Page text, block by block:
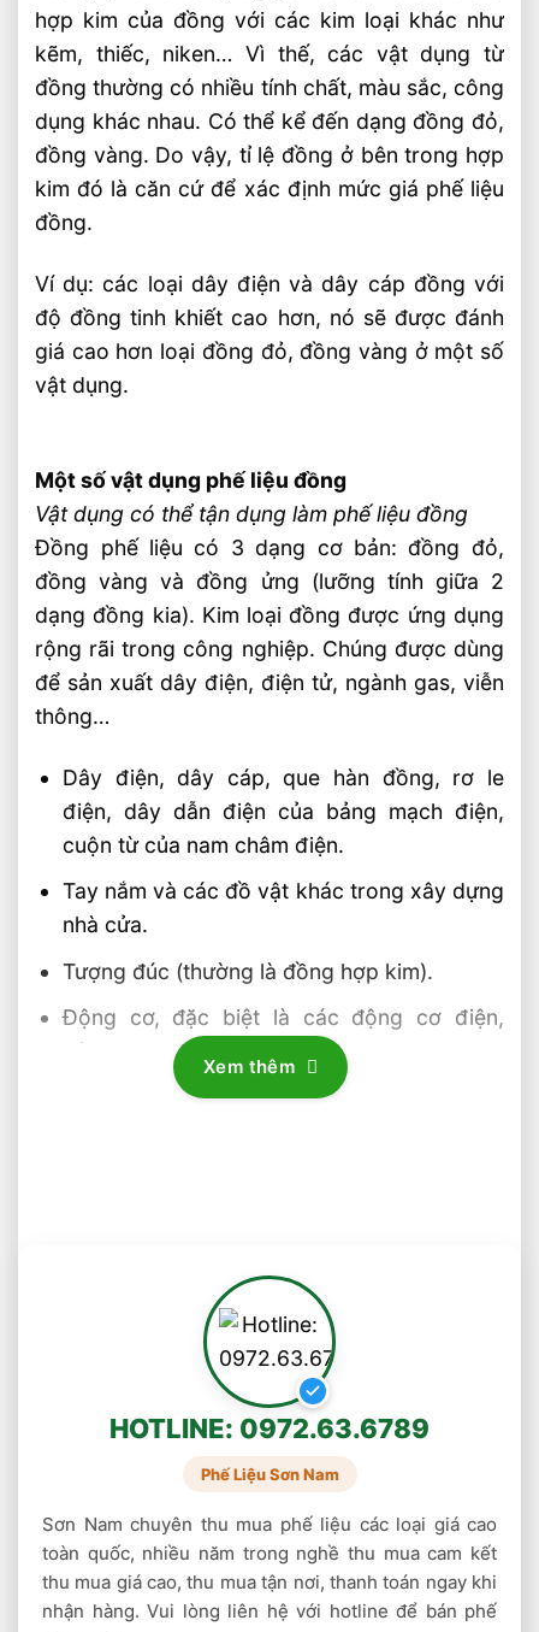
hợp kim của đồng với các kim loại khác như
kẽm, thiếc, niken… Vì thế, các vật dụng từ
đồng thường có nhiều tính chất, màu sắc, công
dụng khác nhau. Có thể kể đến dạng đồng đỏ,
đồng vàng. Do vậy, tỉ lệ đồng ở bên trong hợp
kim đó là căn cứ để xác định mức giá phế liệu
đồng.
Ví dụ: các loại dây điện và dây cáp đồng với
độ đồng tinh khiết cao hơn, nó sẽ được đánh
giá cao hơn loại đồng đỏ, đồng vàng ở một số
vật dụng.
Một số vật dụng phế liệu đồng
Vật dụng có thể tận dụng làm phế liệu đồng
Đồng phế liệu có 3 dạng cơ bản: đồng đỏ,
đồng vàng và đồng ửng (lưỡng tính giữa 2
dạng đồng kia). Kim loại đồng được ứng dụng
rộng rãi trong công nghiệp. Chúng được dùng
để sản xuất dây điện, điện tử, ngành gas, viễn
thông…
Dây điện, dây cáp, que hàn đồng, rơ le
điện, dây dẫn điện của bảng mạch điện,
cuộn từ của nam châm điện.
Tay nắm và các đồ vật khác trong xây dựng
nhà cửa.
Tượng đúc (thường là đồng hợp kim).
Động cơ, đặc biệt là các động cơ điện,
động cơ hơi nước của Watt.
Ống tia âm cực, ống chân không, và
thìa, chảo rán…bằng niken đều chứa đồng.
Các loại nhạc khí, đặc biệt là các loại nhạc
khí từ đồng thau.
Bạn có thể tận dụng những vật này để bán phế
Thị trường thu mua phế liệu đồng giá cao
Thị trườngthu mua phế liệu đồng những năm
gần đây rất sôi động, phát triển trên diện rộng
Xem thêm
HOTLINE: 0972.63.6789
Phế Liệu Sơn Nam
Sơn Nam chuyên thu mua phế liệu các loại giá cao
toàn quốc, nhiều năm trong nghề thu mua cam kết
thu mua giá cao, thu mua tận nơi, thanh toán ngay khi
nhận hàng. Vui lòng liên hệ với hotline để bán phế